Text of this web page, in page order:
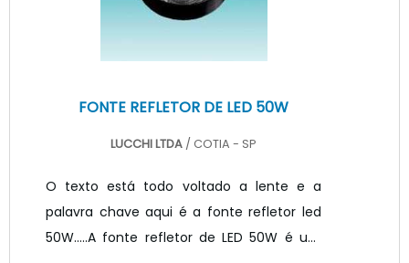
pode ser proporcionada por estes
FONTE REFLETOR DE LED 50W
LUCCHI LTDA / COTIA - SP
O texto está todo voltado a lente e a
palavra chave aqui é a fonte refletor led
50W.....A fonte refletor de LED 50W é um